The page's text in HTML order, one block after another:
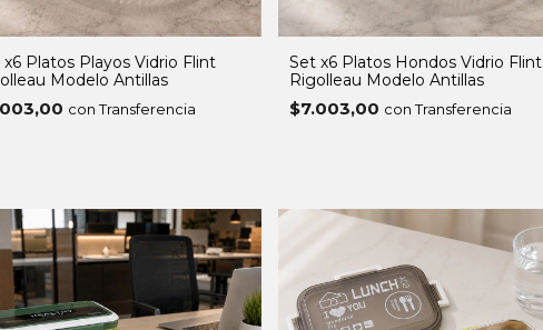
x6 Platos Playos Vidrio Flint
Modelo Antillas
con Transferencia
Set x6 Platos Hondos Vidrio Flint
Rigolleau Modelo Antillas
$7.003,00 con Transferencia